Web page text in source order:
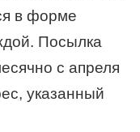
в форме
Посылка
с апреля
указанный